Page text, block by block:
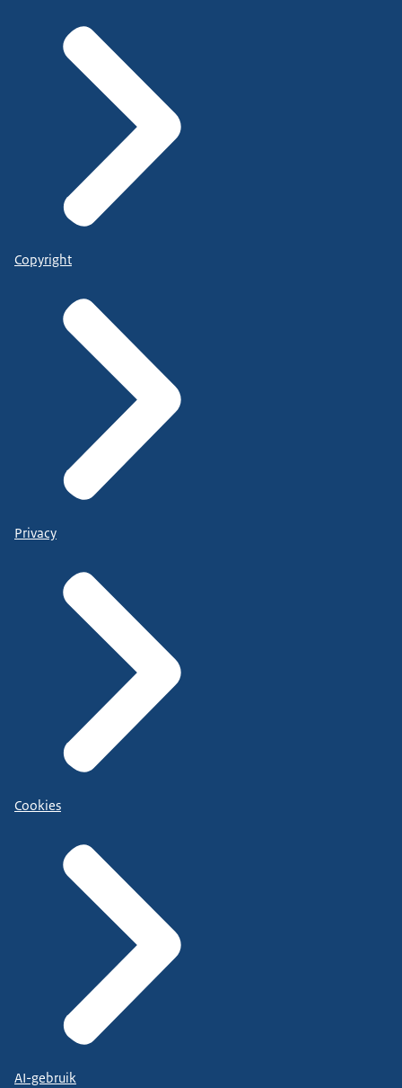
Copyright
Privacy
Cookies
AI-gebruik